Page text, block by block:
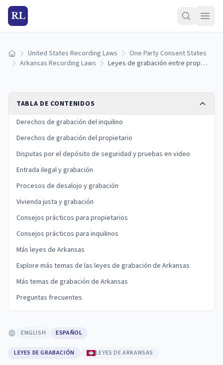
RL
Inicio United States Recording Laws
One Party Consent States
Arkansas Recording Laws
Leyes de grabación entre propietario e inquilino en Arkansas: cámaras, audio y derechos de privacidad (2026)
TABLA DE CONTENIDOS
Derechos de grabación del inquilino
Derechos de grabación del propietario
Disputas por el depósito de seguridad y pruebas en video
Entrada ilegal y grabación
Procesos de desalojo y grabación
Vivienda justa y grabación
Consejos prácticos para propietarios
Consejos prácticos para inquilinos
Más leyes de Arkansas
Explore más temas de las leyes de grabación de Arkansas
Más temas de grabación de Arkansas
Preguntas frecuentes
ENGLISH ESPAÑOL
LEYES DE GRABACIÓN LEYES DE ARKANSAS